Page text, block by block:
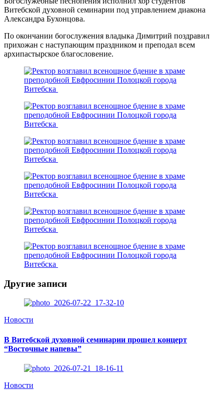
Витебской духовной семинарии под управлением диакона
Александра Бухонцова.
По окончании богослужения владыка Димитрий поздравил
прихожан с наступающим праздником и преподал всем
архипастырское благословение.
Другие записи
Новости
В Витебской духовной семинарии прошел концерт
“Восточные напевы”
Новости